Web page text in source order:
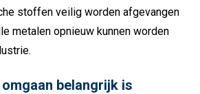
stoffen veilig worden afgevangen
metalen opnieuw kunnen worden
belangrijk is